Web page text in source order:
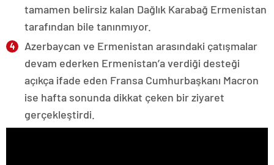
tamamen belirsiz kalan Dağlık Karabağ Ermenistan
tarafından bile tanınmıyor.
Azerbaycan ve Ermenistan arasındaki çatışmalar
devam ederken Ermenistan’a verdiği desteği
açıkça ifade eden Fransa Cumhurbaşkanı Macron
ise hafta sonunda dikkat çeken bir ziyaret
gerçekleştirdi.